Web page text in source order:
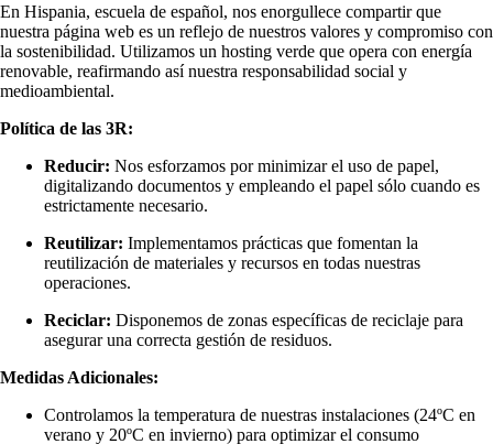
En Hispania, escuela de español, nos enorgullece compartir que
nuestra página web es un reflejo de nuestros valores y compromiso con
la sostenibilidad. Utilizamos un hosting verde que opera con energía
renovable, reafirmando así nuestra responsabilidad social y
medioambiental.
Política de las 3R:
Reducir: Nos esforzamos por minimizar el uso de papel,
digitalizando documentos y empleando el papel sólo cuando es
estrictamente necesario.
Reutilizar: Implementamos prácticas que fomentan la
reutilización de materiales y recursos en todas nuestras
operaciones.
Reciclar: Disponemos de zonas específicas de reciclaje para
asegurar una correcta gestión de residuos.
Medidas Adicionales:
Controlamos la temperatura de nuestras instalaciones (24ºC en
verano y 20ºC en invierno) para optimizar el consumo